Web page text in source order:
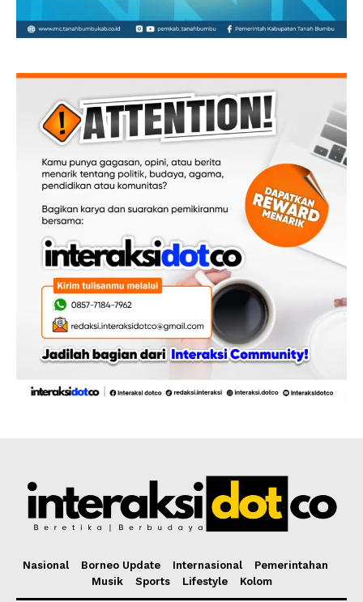
Nasional Borneo Update Internasional
Pemerintahan
Musik
Sports Lifestyle Kolom